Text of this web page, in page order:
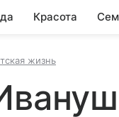
Красота
жизнь